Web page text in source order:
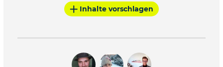
Inhalte vorschlagen